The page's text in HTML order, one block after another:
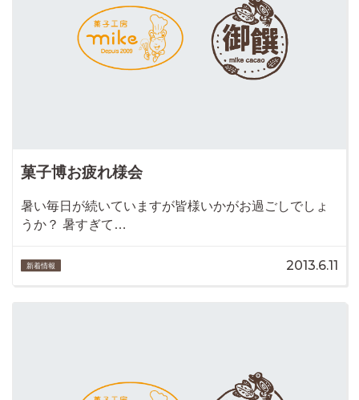
菓子博お疲れ様会
暑い毎日が続いていますが皆様いかがお過ごしでしょ
うか？ 暑すぎて…
新着情報 2013.6.11